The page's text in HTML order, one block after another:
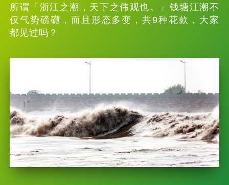
所谓「浙江之潮，天下之伟观也。」钱塘江潮不
仅气势磅礴，而且形态多变，共9种花款，大家
都见过吗？